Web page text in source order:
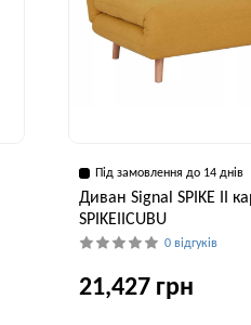
Під замовлення до 14 днів
Диван Signal SPIKE II
SPIKEIICUBU
0 відгуків
21,427 грн